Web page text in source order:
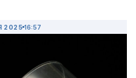
2025 16:57